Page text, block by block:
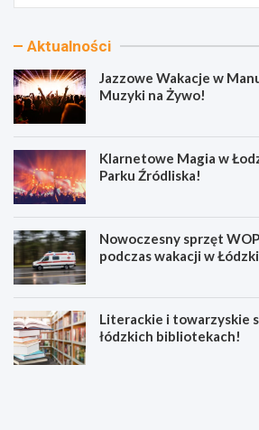
Aktualności
Jazzowe Wakacje w
Muzyki na Żywo!
Klarnetowe Magia w
Parku Źródliska!
Nowoczesny sprzęt
podczas wakacji w
Literackie i towarzyskie
łódzkich bibliotekach!
J
K